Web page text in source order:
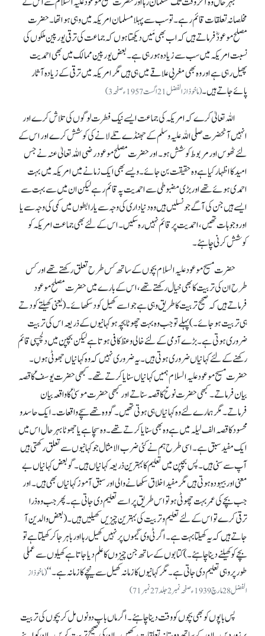
مخلصانہ تعلقات قائم رہے۔ تو سب سے پہلا مسلمان امریکہ میں وہی ہوا تھا۔ حضرت
مصلح موعودؓ فرماتے ہیں کہ اب بھی مَیں دیکھتا ہوں کہ جماعت کی ترقی یورپین ملکوں کی
نسبت امریکہ میں سب سے زیادہ ہو رہی ہے۔ بعض یورپین ممالک میں بھی احمدیت
پھیل رہی ہے اور وہ بھی مغربی علاقے میں ہی ہیں مگر امریکہ میں ترقی کے زیادہ آثار
پائے جاتے ہیں۔(ماخوذ از الفضل 21 اگست 1957ء صفحہ3)
اللہ تعالیٰ کرے کہ امریکہ کی جماعت ایسے نیک فطرت لوگوں کی تلاش کرے اور
انہیں آنحضرت صلی اللہ علیہ وسلم کے جھنڈے تلے لانے کی کوشش کرے اور اس کے
لئے ٹھوس اور مربوط کوشش ہو۔ اور حضرت مصلح موعود رضی اللہ تعالیٰ عنہ نے جس
امید کا اظہار کیا ہے وہ حقیقت بن جائے۔ ویسے بھی ایک زمانے میں امریکہ میں بہت
احمدی ہوئے تھے اور بڑی مضبوطی سے احمدیت پہ قائم رہے لیکن ان میں سے بہت سے
ایسے ہیں جن کی آگے جو نسلیں ہیں وہ دنیا داری کی وجہ سے یا رابطوں میں کمی کی وجہ سے یا
اور وجوہات تھیں، احمدیت پر قائم نہیں رہ سکیں۔ اس کے لئے بھی جماعت امریکہ کو
کوشش کرنی چاہئے۔
حضرت مسیح موعود علیہ السلام بچوں کے ساتھ کس طرح تعلق رکھتے تھے اور کس
طرح ان کی تربیت کا بھی خیال رکھتے تھے، اس کے بارے میں حضرت مصلح موعود
فرماتے ہیں کہ صحیح تربیت کا طریق وہی ہے جو اسے کھیل کود سکھائے۔ (یعنی کھیلتے کودتے
ہی تربیت ہو جائے۔ ) پہلے تو جب وہ بہت چھوٹا بچہ ہو کہانیوں کے ذریعہ اس کی تربیت
ضروری ہوتی ہے۔ بڑے آدمی کے لئے خالی وعظ کافی ہوتا ہے لیکن بچپن میں دلچسپی قائم
رکھنے کے لئے کہانیاں ضروری ہوتی ہیں۔ یہ ضروری نہیں کہ وہ کہانیاں جھوٹی ہوں۔
حضرت مسیح موعود علیہ السلام ہمیں کہانیاں سنایا کرتے تھے۔ کبھی حضرت یوسفؑ کا قصہ
بیان فرماتے۔ کبھی حضرت نوحؑ کا قصہ سناتے اور کبھی حضرت موسیٰ ؑ کا واقعہ بیان
فرماتے۔ مگر ہمارے لئے وہ کہانیاں ہی ہوتی تھیں۔ گو وہ تھے سچے واقعات۔ ایک حاسد و
محسود کا قصہ الف لیلہ میں ہے وہ بھی سنایا کرتے تھے۔ وہ سچا ہے یا جھوٹا بہرحال اس میں
ایک مفید سبق ہے۔ اسی طرح ہم نے کئی ضرب الامثال جو کہانیوں سے تعلق رکھتی ہیں
آپ سے سنی ہیں۔ پس بچپن میں تعلیم کا بہترین ذریعہ کہانیاں ہیں۔ گوبعض کہانیاں بے
معنی اور بیہودہ ہوتی ہیں مگر مفید اخلاق سکھانے والی اور سبق آموز کہانیاں بھی ہیں۔ اور
جب بچے کی عمر بہت چھوٹی ہو تو اس طریق پر اسے تعلیم دی جاتی ہے۔ پھر جب وہ ذرا
ترقی کرے تو اس کے لئے تعلیم و تربیت کی بہترین چیزیں کھیلیں ہیں۔ (بعض والدین آ
جاتے ہیں کہ یہ کھیلتا بہت ہے۔ اگر ٹی وی گیموں پر نہیں کھیل رہا اور باہر جا کر کھیلتا ہے تو
بچے کو کھیلنے دینا چاہئے۔ ) کتابوں کے ساتھ جن چیزوں کا علم دیا جاتا ہے کھیلوں سے عملی
طور پر وہی تعلیم دی جاتی ہے۔ مگر کہانیوں کا زمانہ کھیل سے نیچے کا زمانہ ہے۔‘‘(ماخوذ از
الفضل 28 مارچ 1939ء صفحہ نمبر 2 جلد 27 نمبر 71)
پس باپوں کو بھی بچوں کو وقت دینا چاہئے۔ اگر ماں باپ دونوں مل کر بچوں کی تربیت